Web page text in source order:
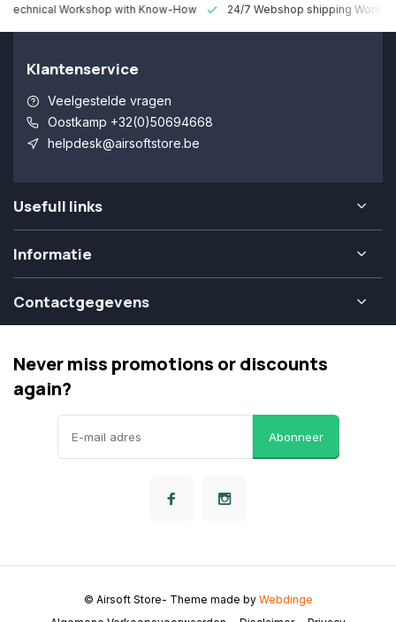
Technical Workshop with Know-How 24/7 Webshop shipping
Klantenservice
Veelgestelde vragen
Oostkamp +32(0)50694668
helpdesk@airsoftstore.be
Usefull links
Informatie
Contactgegevens
Never miss promotions or discounts
again?
Abonneer
© Airsoft Store- Theme made by Webdinge